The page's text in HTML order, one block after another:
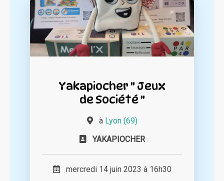
Yakapiocher " Jeux
de Société "
à Lyon (69)
YAKAPIOCHER
mercredi 14 juin 2023 à 16h30